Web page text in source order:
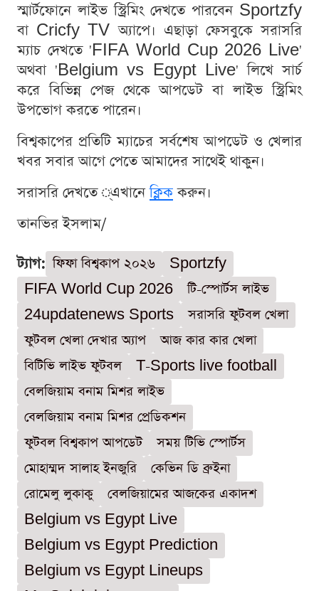
স্মার্টফোনে লাইভ স্ট্রিমিং দেখতে পারবেন Sportzfy
বা Cricfy TV অ্যাপে। এছাড়া ফেসবুকে সরাসরি
ম্যাচ দেখতে 'FIFA World Cup 2026 Live'
অথবা 'Belgium vs Egypt Live' লিখে সার্চ
করে বিভিন্ন পেজ থেকে আপডেট বা লাইভ স্ট্রিমিং
উপভোগ করতে পারেন।
বিশ্বকাপের প্রতিটি ম্যাচের সর্বশেষ আপডেট ও খেলার
খবর সবার আগে পেতে আমাদের সাথেই থাকুন।
সরাসরি দেখতে ্এখানেক্লিককরুন।
তানভির ইসলাম/
ট্যাগ: ফিফা বিশ্বকাপ ২০২৬
Sportzfy
FIFA World Cup 2026
টি-স্পোর্টস লাইভ
24updatenews Sports
সরাসরি ফুটবল খেলা
ফুটবল খেলা দেখার অ্যাপ
আজ কার কার খেলা
বিটিভি লাইভ ফুটবল
T-Sports live football
বেলজিয়াম বনাম মিশর লাইভ
বেলজিয়াম বনাম মিশর প্রেডিকশন
ফুটবল বিশ্বকাপ আপডেট
সময় টিভি স্পোর্টস
মোহাম্মদ সালাহ ইনজুরি
কেভিন ডি ব্রুইনা
রোমেলু লুকাকু
বেলজিয়ামের আজকের একাদশ
Belgium vs Egypt Live
Belgium vs Egypt Prediction
Belgium vs Egypt Lineups